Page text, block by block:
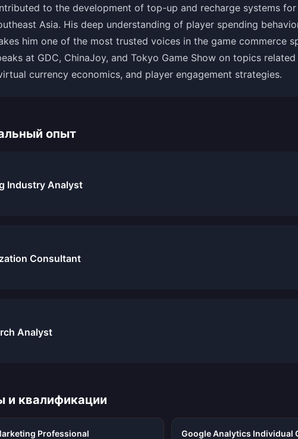
to the development of top-up and recharge systems
Asia. His deep understanding of player spending
him one of the most trusted voices in the game commerce
at GDC, ChinaJoy, and Tokyo Game Show on topics
currency economics, and player engagement strategies.
опыт
Industry Analyst
Consultant
Analyst
и квалификации
Professional Google Analytics Individual